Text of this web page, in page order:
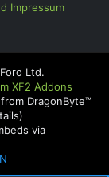
Impressum
Ltd.
XF2 Addons
DragonByte™
)
via